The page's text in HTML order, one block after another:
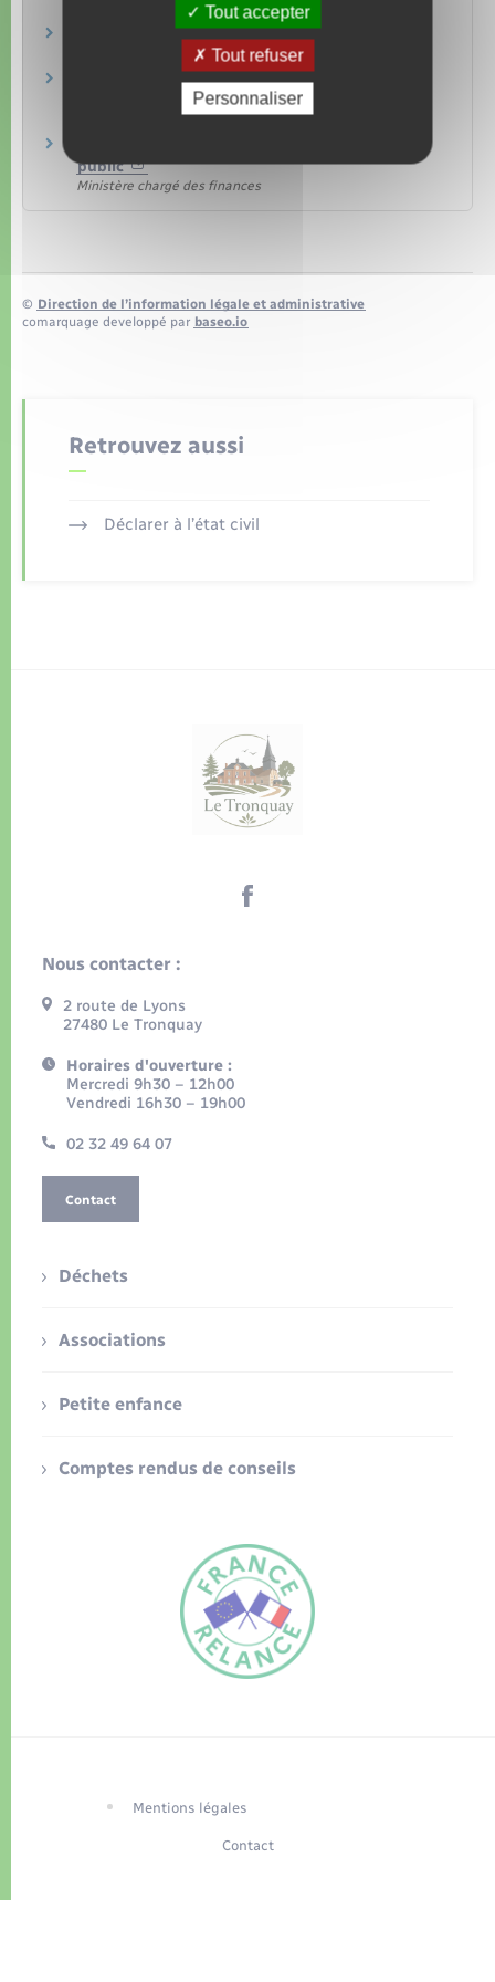
Conciliateur fiscal départemental
Ministère chargé des finances
Médiateur des ministères économiques et
Ministère chargé de l'économie
public
Ministère chargé des finances
© Direction de l’information légale et administrative
comarquage developpé par baseo.io
Retrouvez aussi
Déclarer à l’état civil
Nous contacter :
2 route de Lyons
27480 Le Tronquay
Horaires d'ouverture :
Mercredi 9h30 – 12h00
Vendredi 16h30 – 19h00
02 32 49 64 07
Contact
Déchets
Associations
Petite enfance
Comptes rendus de conseils
Mentions légales
Contact
Tout accepter
Tout refuser
Personnaliser